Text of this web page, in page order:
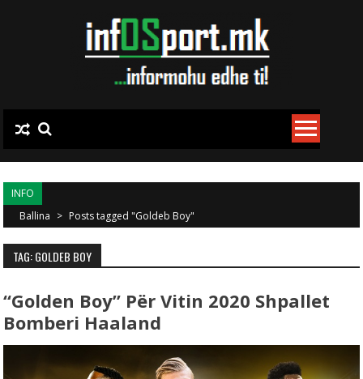
INFO
Ballina > Posts tagged "Goldeb Boy"
TAG: GOLDEB BOY
“Golden Boy” Për Vitin 2020 Shpallet
Bomberi Haaland